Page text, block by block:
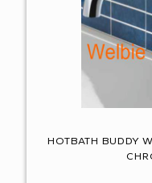
HOTBATH BUDDY